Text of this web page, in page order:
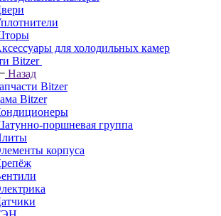
для холодильных камер
Bitzer
Назад
Bitzer
Bitzer
поршневая группа
корпуса